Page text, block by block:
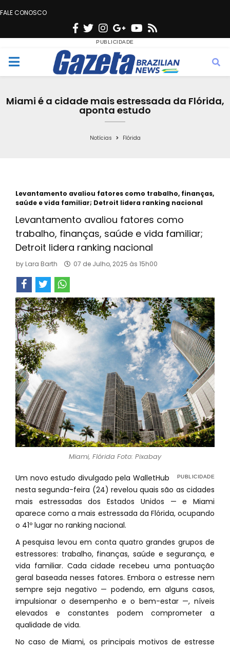
FALE CONOSCO
F
c
e
o
T
w
i
t
e
n
s
t
g
r
a
G
o
o
g
e
Y
u
t
b
s
M
Miami é a cidade mais estressada da Flórida,
aponta estudo
Notícias Flórida
Levantamento avaliou fatores como trabalho, finanças,
saúde e vida familiar; Detroit lidera ranking nacional
Levantamento avaliou fatores como
trabalho, finanças, saúde e vida familiar;
Detroit lidera ranking nacional
by Lara Barth 07 de Julho, 2025 às 15h00
Miami, Flórida Foto: Pixabay
Um novo estudo divulgado pela WalletHub
nesta segunda-feira (24) revelou quais são as cidades
mais estressadas dos Estados Unidos — e Miami
aparece como a mais estressada da Flórida, ocupando
o 41º lugar no ranking nacional.
A pesquisa levou em conta quatro grandes grupos de
estressores: trabalho, finanças, saúde e segurança, e
vida familiar. Cada cidade recebeu uma pontuação
geral baseada nesses fatores. Embora o estresse nem
sempre seja negativo — podendo, em alguns casos,
impulsionar o desempenho e o bem-estar —, níveis
elevados e constantes podem comprometer a
qualidade de vida.
No caso de Miami, os principais motivos de estresse